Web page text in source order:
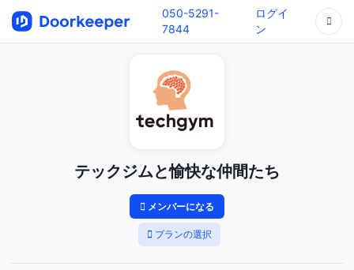
050-5291-
7844
ログイ
ン
テックジムと愉快な仲間たち
メンバーになる
プランの選択